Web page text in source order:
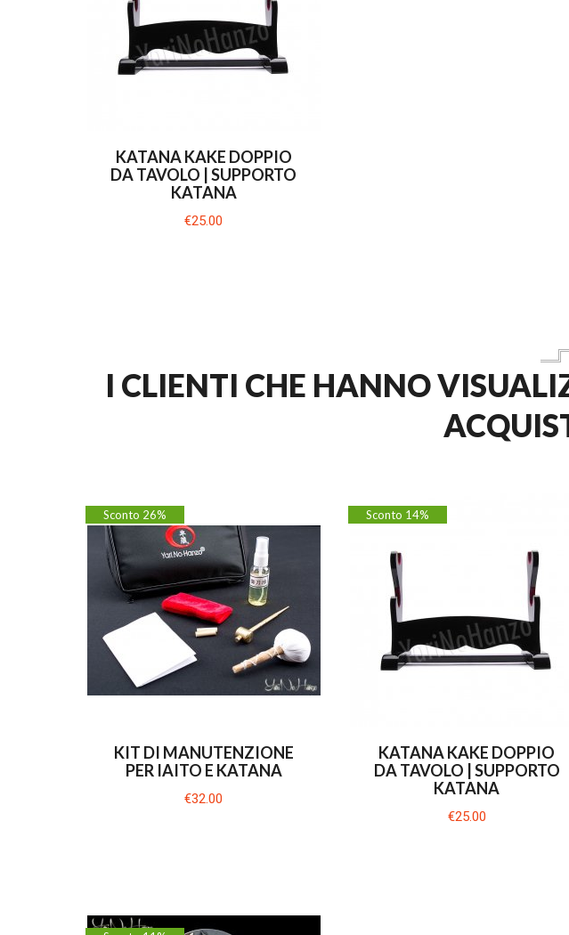
KATANA KAKE DOPPIO
DA TAVOLO | SUPPORTO
KATANA
€25.00
I CLIENTI CHE HANNO
Sconto 26%
KIT DI MANUTENZIONE
PER IAITO E KATANA
€32.00
Sconto 14%
KATANA KAKE DOPPIO
DA TAVOLO | SUPPORTO
KATANA
€25.00